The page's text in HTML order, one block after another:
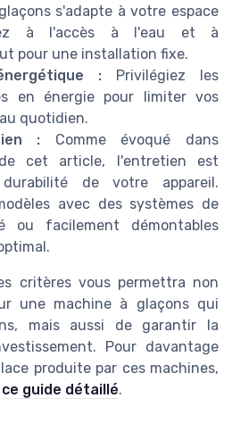
s'adapte à votre espace
à l'accès à l'eau et à
pour une installation fixe.
: Privilégiez les
en énergie pour limiter vos
quotidien.
: Comme évoqué dans
cet article, l'entretien est
de votre appareil.
avec des systèmes de
ou facilement démontables
critères vous permettra non
une machine à glaçons qui
mais aussi de garantir la
Pour davantage
produite par ces machines,
ce guide détaillé.